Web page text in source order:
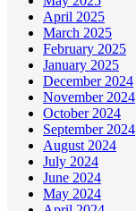
April 2025
March 2025
February 2025
January 2025
December 2024
November 2024
October 2024
September 2024
August 2024
July 2024
June 2024
May 2024